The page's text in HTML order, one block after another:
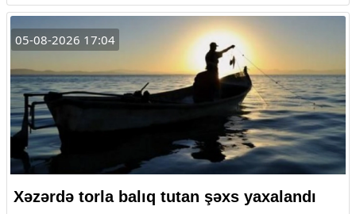
05-08-2026 17:04
Xəzərdə torla balıq tutan şəxs yaxalandı